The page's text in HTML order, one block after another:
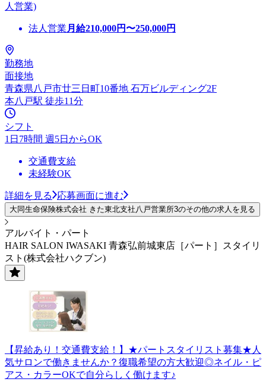
人営業)
法人営業 月給210,000円〜250,000円
勤務地
面接地
青森県八戸市廿三日町10番地 石万ビルディング2F
本八戸駅 徒歩11分
シフト
1日7時間 週5日からOK
交通費支給
未経験OK
詳細を見る 応募画面に進む
大同生命保険株式会社 きた東北支社八戸営業所3のその他の求人を見る
アルバイト・パート
HAIR SALON IWASAKI 青森弘前城東店［パート］スタイリ
スト(株式会社ハクブン)
【昇給あり！交通費支給！】★パートスタイリスト募集★人
気サロンで働きませんか？復職希望の方大歓迎◎ネイル・ピ
アス・カラーOKで自分らしく働けます♪